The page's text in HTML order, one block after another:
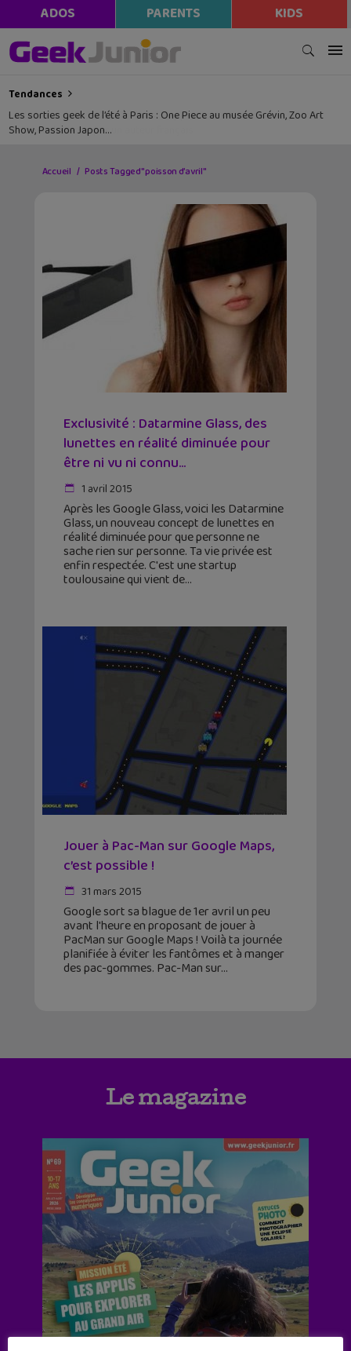
ADOS PARENTS KIDS
Tendances
Les sorties geek de l’été à Paris : One Piece au musée Grévin, Zoo Art
Show, Passion Japon…
Accueil Posts Tagged "poisson d’avril"
Exclusivité : Datarmine Glass, des
lunettes en réalité diminuée pour
être ni vu ni connu...
1 avril 2015
Après les Google Glass, voici les Datarmine
Glass, un nouveau concept de lunettes en
réalité diminuée pour que personne ne
sache rien sur personne. Ta vie privée est
enfin respectée. C'est une startup
toulousaine qui vient de
Jouer à Pac-Man sur Google Maps,
c’est possible !
31 mars 2015
Google sort sa blague de 1er avril un peu
avant l'heure en proposant de jouer à
PacMan sur Google Maps ! Voilà ta journée
planifiée à éviter les fantômes et à manger
des pac-gommes. Pac-Man sur
Le magazine